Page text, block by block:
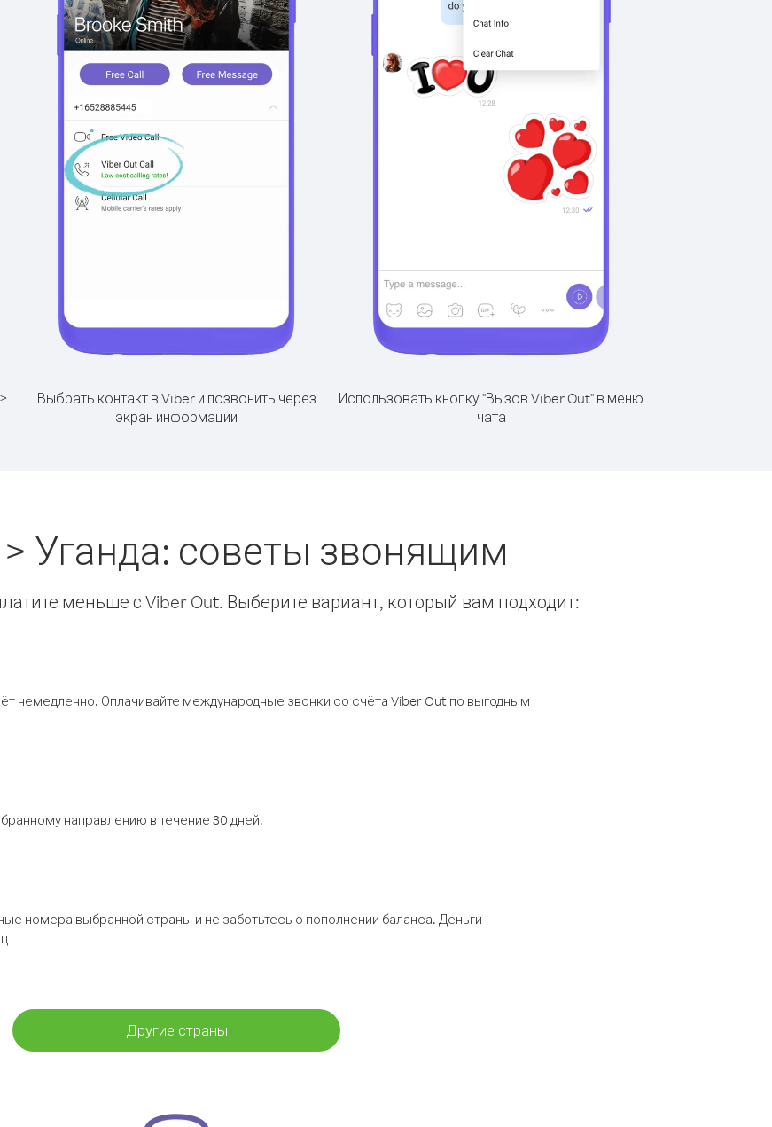
Выбрать контакт в Viber и позвонить через
экран информации
Использовать кнопку "Вызов Viber Out" в меню
чата
Уганда: советы звонящим
меньше с Viber Out. Выберите вариант, который вам подходит:
немедленно. Оплачивайте международные звонки со счёта Viber Out по выгодным
направлению в течение 30 дней.
номера выбранной страны и не заботьтесь о пополнении баланса. Деньги
Другие страны